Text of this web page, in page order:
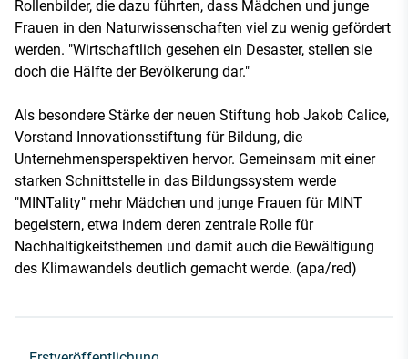
Rollenbilder, die dazu führten, dass Mädchen und junge
Frauen in den Naturwissenschaften viel zu wenig gefördert
werden. "Wirtschaftlich gesehen ein Desaster, stellen sie
doch die Hälfte der Bevölkerung dar."
Als besondere Stärke der neuen Stiftung hob Jakob Calice,
Vorstand Innovationsstiftung für Bildung, die
Unternehmensperspektiven hervor. Gemeinsam mit einer
starken Schnittstelle in das Bildungssystem werde
"MINTality" mehr Mädchen und junge Frauen für MINT
begeistern, etwa indem deren zentrale Rolle für
Nachhaltigkeitsthemen und damit auch die Bewältigung
des Klimawandels deutlich gemacht werde. (apa/red)